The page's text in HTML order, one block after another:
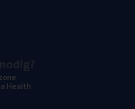
Health